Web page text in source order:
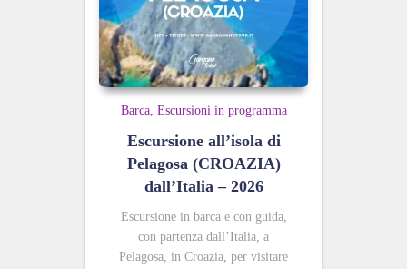
Barca Escursioni in programma
Escursione all’isola di
Pelagosa (CROAZIA)
dall’Italia – 2026
Escursione in barca e con guida,
con partenza dall’Italia, a
Pelagosa, in Croazia, per visitare